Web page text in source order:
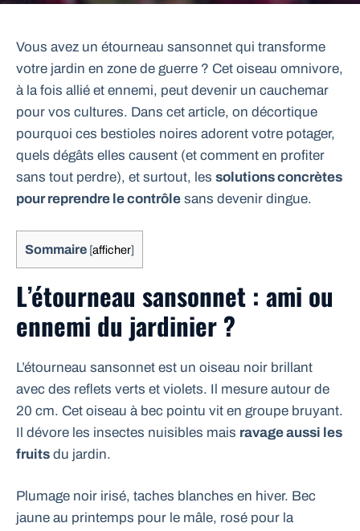
Vous avez un étourneau sansonnet qui transforme
votre jardin en zone de guerre ? Cet oiseau omnivore,
à la fois allié et ennemi, peut devenir un cauchemar
pour vos cultures. Dans cet article, on décortique
pourquoi ces bestioles noires adorent votre potager,
quels dégâts elles causent (et comment en profiter
sans tout perdre), et surtout, les solutions concrètes
pour reprendre le contrôle sans devenir dingue.
Sommaire [afficher]
L’étourneau sansonnet : ami ou
ennemi du jardinier ?
L’étourneau sansonnet est un oiseau noir brillant
avec des reflets verts et violets. Il mesure autour de
20 cm. Cet oiseau à bec pointu vit en groupe bruyant.
Il dévore les insectes nuisibles mais ravage aussi les
fruits du jardin.
Plumage noir irisé, taches blanches en hiver. Bec
jaune au printemps pour le mâle, rosé pour la